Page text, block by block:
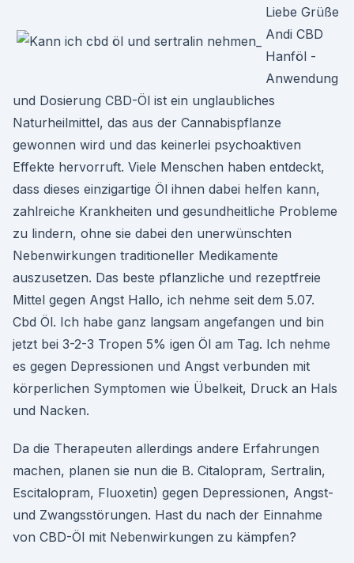
Liebe Grüße
Andi CBD
Hanföl -
Anwendung
und Dosierung CBD-Öl ist ein unglaubliches
Naturheilmittel, das aus der Cannabispflanze
gewonnen wird und das keinerlei psychoaktiven
Effekte hervorruft. Viele Menschen haben entdeckt,
dass dieses einzigartige Öl ihnen dabei helfen kann,
zahlreiche Krankheiten und gesundheitliche Probleme
zu lindern, ohne sie dabei den unerwünschten
Nebenwirkungen traditioneller Medikamente
auszusetzen. Das beste pflanzliche und rezeptfreie
Mittel gegen Angst Hallo, ich nehme seit dem 5.07.
Cbd Öl. Ich habe ganz langsam angefangen und bin
jetzt bei 3-2-3 Tropen 5% igen Öl am Tag. Ich nehme
es gegen Depressionen und Angst verbunden mit
körperlichen Symptomen wie Übelkeit, Druck an Hals
und Nacken.
Da die Therapeuten allerdings andere Erfahrungen
machen, planen sie nun die B. Citalopram, Sertralin,
Escitalopram, Fluoxetin) gegen Depressionen, Angst-
und Zwangsstörungen. Hast du nach der Einnahme
von CBD-Öl mit Nebenwirkungen zu kämpfen?